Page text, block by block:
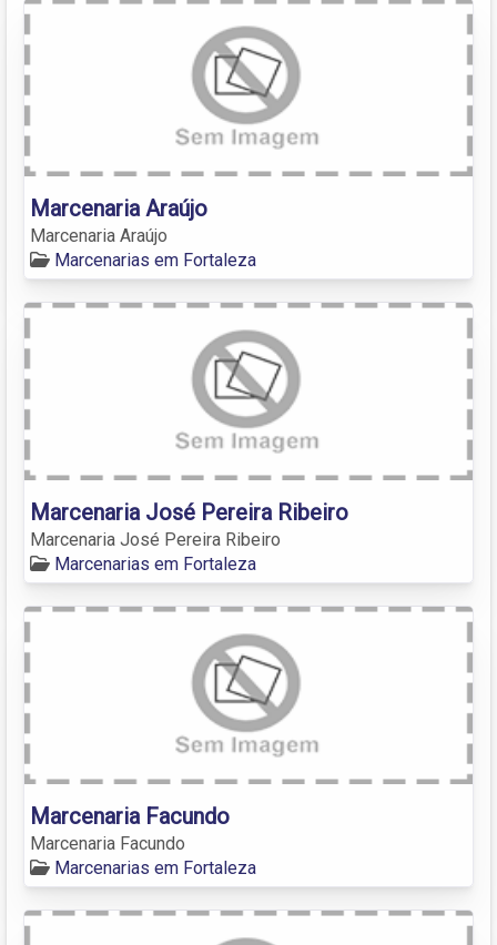
Marcenaria Araújo
Marcenaria Araújo
Marcenarias em Fortaleza
Marcenaria José Pereira Ribeiro
Marcenaria José Pereira Ribeiro
Marcenarias em Fortaleza
Marcenaria Facundo
Marcenaria Facundo
Marcenarias em Fortaleza